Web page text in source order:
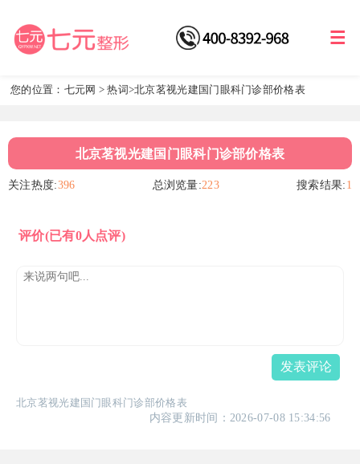
您的位置： 七元网 >热词 >北京茗视光建国门眼科门诊部价格表
北京茗视光建国门眼科门诊部价格表
关注热度:396 总浏览量:223 搜索结果: 1
评价(已有0人点评)
发表评论
北京茗视光建国门眼科门诊部价格表
内容更新时间：2026-07-08 15:34:56